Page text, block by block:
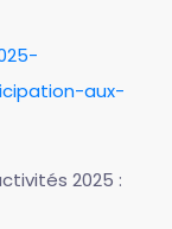
aux-
2025 :